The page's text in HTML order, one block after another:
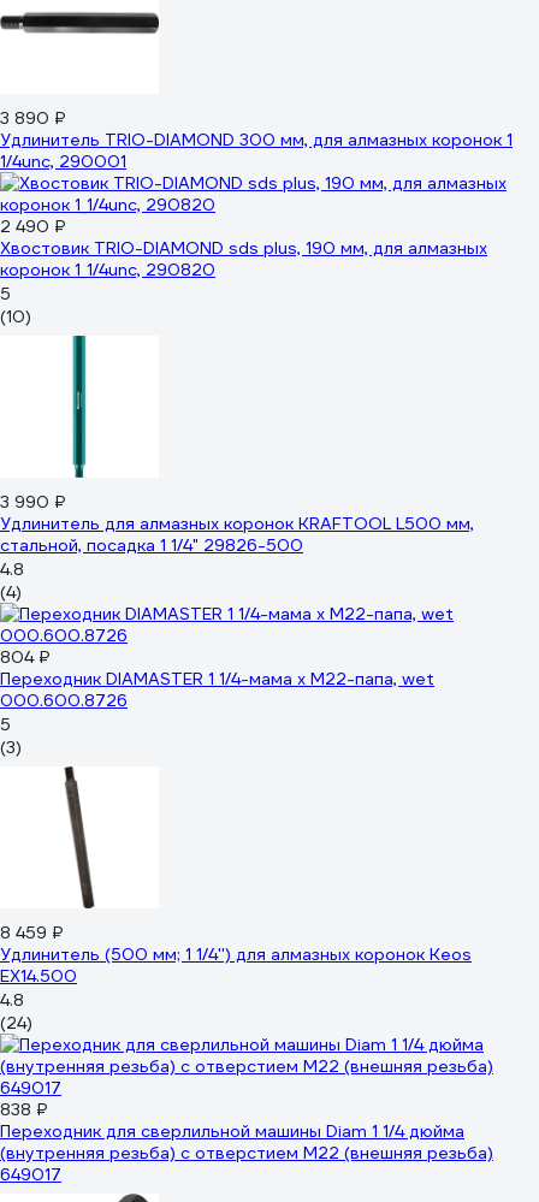
3 890 ₽
Удлинитель TRIO-DIAMOND 300 мм, для алмазных коронок 1
1/4unc, 290001
2 490 ₽
Хвостовик TRIO-DIAMOND sds plus, 190 мм, для алмазных
коронок 1_1/4unc, 290820
5
(10)
3 990 ₽
Удлинитель для алмазных коронок KRAFTOOL L500 мм,
стальной, посадка 1 1/4" 29826-500
4.8
(4)
804 ₽
Переходник DIAMASTER 1 1/4-мама х М22-папа, wet
000.600.8726
5
(3)
8 459 ₽
Удлинитель (500 мм; 1 1/4'') для алмазных коронок Keos
EX14.500
4.8
(24)
838 ₽
Переходник для сверлильной машины Diam 1 1/4 дюйма
(внутренняя резьба) с отверстием М22 (внешняя резьба)
649017